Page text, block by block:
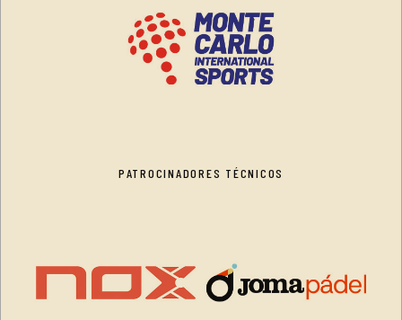
PATROCINADORES TÉCNICOS